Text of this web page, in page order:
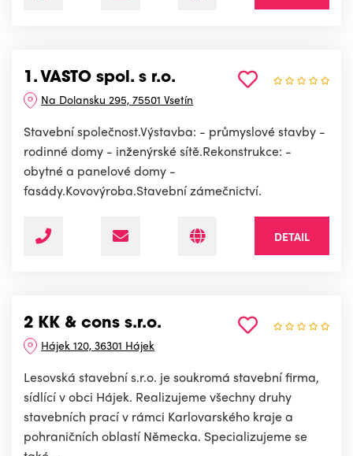
1. VASTO spol. s r.o.
Na Dolansku 295, 75501 Vsetín
Stavební společnost.Výstavba: - průmyslové stavby -
rodinné domy - inženýrské sítě.Rekonstrukce: -
obytné a panelové domy -
fasády.Kovovýroba.Stavební zámečnictví.
DETAIL
2 KK & cons s.r.o.
Hájek 120, 36301 Hájek
Lesovská stavební s.r.o. je soukromá stavební firma,
sídlící v obci Hájek. Realizujeme všechny druhy
stavebních prací v rámci Karlovarského kraje a
pohraničních oblastí Německa. Specializujeme se